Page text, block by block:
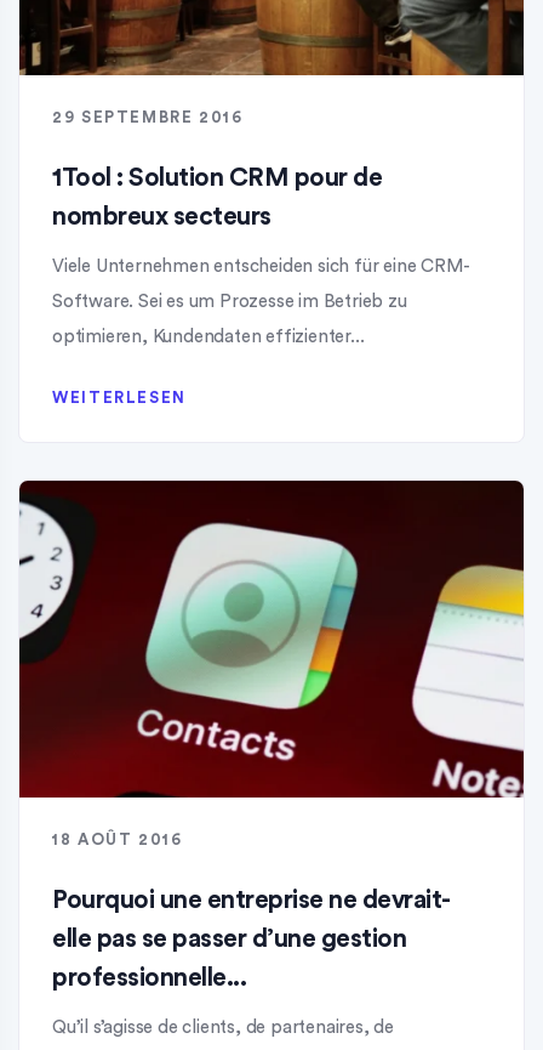
29 SEPTEMBRE 2016
1Tool : Solution CRM pour de
nombreux secteurs
Viele Unternehmen entscheiden sich für eine CRM-
Software. Sei es um Prozesse im Betrieb zu
optimieren, Kundendaten effizienter...
WEITERLESEN
18 AOÛT 2016
Pourquoi une entreprise ne devrait-
elle pas se passer d’une gestion
professionnelle...
Qu’il s’agisse de clients, de partenaires, de